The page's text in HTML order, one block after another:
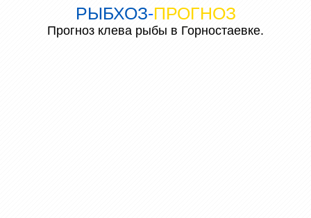
РЫБХОЗ-ПРОГНОЗ
Прогноз клева рыбы в Горностаевке.